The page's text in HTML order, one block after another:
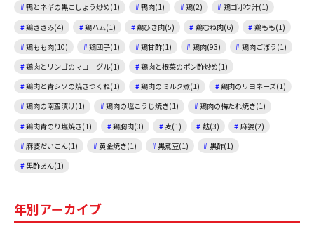
鴨とネギの黒こしょう炒め(1)
鴨肉(1) 鶏(2)
鶏ゴボウ汁(1)
鶏ささみ(4)
鶏ハム(1) 鶏ひき肉(5) 鶏むね肉(6)
鶏もも(1)
鶏もも肉(10)
鶏団子(1) 鶏甘酢(1) 鶏肉(93)
鶏肉ごぼう(1)
鶏肉とリンゴのマヨーグル(1)
鶏肉と根菜のポン酢炒め(1)
鶏肉と青シソの焼きつくね(1)
鶏肉のミルク煮(1)
鶏肉のリヨネーズ(1)
鶏肉の南蛮漬け(1)
鶏肉の塩こうじ焼き(1)
鶏肉の梅たれ焼き(1)
鶏肉青のり塩焼き(1)
鶏胸肉(3) 麦(1) 麩(3)
麻婆(2)
麻婆だいこん(1)
黄金焼き(1) 黒煮豆(1)
黒酢(1)
黒酢あん(1)
年別アーカイブ